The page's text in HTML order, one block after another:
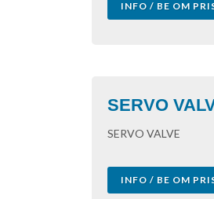
INFO / BE OM
SERVO
SERVO VALVE
INFO / BE OM